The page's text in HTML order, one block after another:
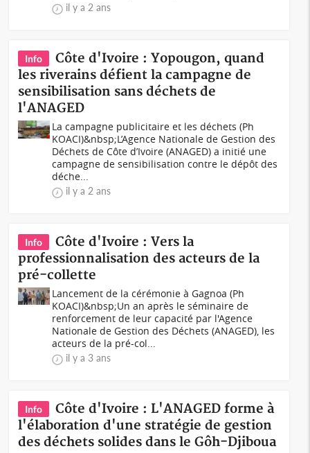
il y a 2 ans
Info
Côte d'Ivoire : Yopougon, quand
les riverains défient la campagne de
sensibilisation sans déchets de
l'ANAGED
La campagne publicitaire et les déchets (Ph
KOACI)&nbsp;L’Agence Nationale de Gestion des
Déchets de Côte d’Ivoire (ANAGED) a initié une
campagne de sensibilisation contre le dépôt des
déche...
il y a 2 ans
Info
Côte d'Ivoire : Vers la
professionnalisation des acteurs de la
pré-collette
Lancement de la cérémonie à Gagnoa (Ph
KOACI)&nbsp;Un an après le séminaire de
renforcement de leur capacité par l'Agence
Nationale de Gestion des Déchets (ANAGED), les
acteurs de la pré-col...
il y a 3 ans
Info
Côte d'Ivoire : L'ANAGED forme à
l'élaboration d'une stratégie de gestion
des déchets solides dans le Gôh-Djiboua